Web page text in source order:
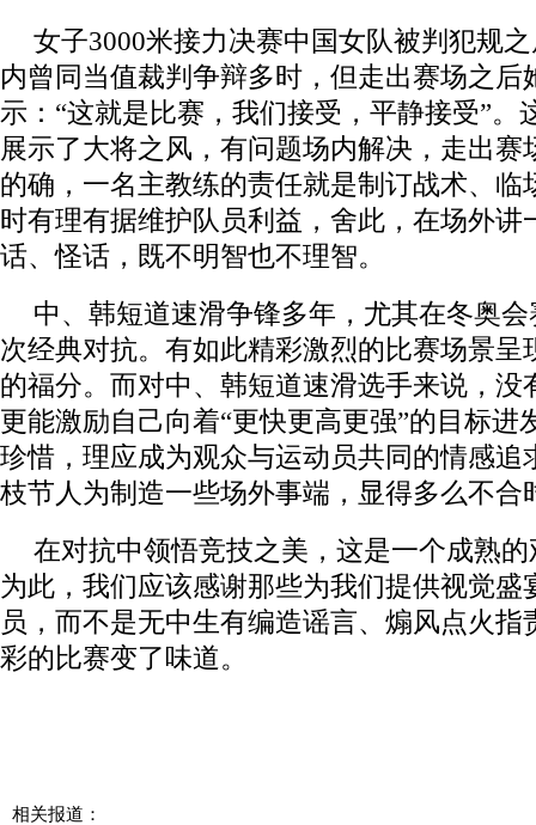
女子3000米接力决赛中国女队被判犯规
内曾同当值裁判争辩多时，但走出赛场之后
示：“这就是比赛，我们接受，平静接受”。
展示了大将之风，有问题场内解决，走出赛
的确，一名主教练的责任就是制订战术、临
时有理有据维护队员利益，舍此，在场外讲
话、怪话，既不明智也不理智。
中、韩短道速滑争锋多年，尤其在冬奥
次经典对抗。有如此精彩激烈的比赛场景呈
的福分。而对中、韩短道速滑选手来说，没
更能激励自己向着“更快更高更强”的目标进
珍惜，理应成为观众与运动员共同的情感追
枝节人为制造一些场外事端，显得多么不合
在对抗中领悟竞技之美，这是一个成熟
为此，我们应该感谢那些为我们提供视觉盛
员，而不是无中生有编造谣言、煽风点火指
彩的比赛变了味道。
相关报道：